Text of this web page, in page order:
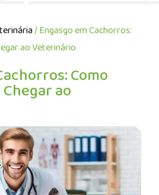
/ Engasgo em Cachorros:
ao Veterinário
Como
ao